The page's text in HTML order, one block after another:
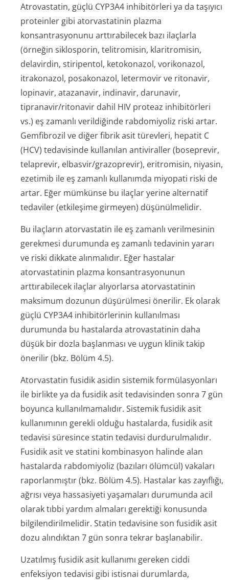
Atrovastatin, güçlü CYP3A4 inhibitörleri ya da taşıyıcı
proteinler gibi atorvastatinin plazma
konsantrasyonunu arttırabilecek bazı ilaçlarla
(örneğin siklosporin, telitromisin, klaritromisin,
delavirdin, stiripentol, ketokonazol, vorikonazol,
itrakonazol, posakonazol, letermovir ve ritonavir,
lopinavir, atazanavir, indinavir, darunavir,
tipranavir/ri­tonavir dahil HIV proteaz inhibitörleri
vs.) eş zamanlı verildiğinde rabdomiyoliz riski artar.
Gemfibrozil ve diğer fibrik asit türevleri, hepatit C
(HCV) tedavisinde kullanılan antiviraller (boseprevir,
telaprevir, elbasvir/grazo­previr), eritromisin, niyasin,
ezetimib ile eş zamanlı kullanımda miyopati riski de
artar. Eğer mümkünse bu ilaçlar yerine alternatif
tedaviler (etkileşime girmeyen) düşünülmelidir.
Bu ilaçların atorvastatin ile eş zamanlı verilmesinin
gerekmesi durumunda eş zamanlı tedavinin yararı
ve riski dikkate alınmalıdır. Eğer hastalar
atorvastatinin plazma konsantrasyonunun
arttırabilecek ilaçlar alıyorlarsa atorvastatinin
maksimum dozunun düşürülmesi önerilir. Ek olarak
güçlü CYP3A4 inhibitörlerinin kullanılması
durumunda bu hastalarda atrovastatinin daha
düşük bir dozla başlanması ve uygun klinik takip
önerilir (bkz. Bölüm 4.5).
Atorvastatin fusidik asidin sistemik formülasyonları
ile birlikte ya da fusidik asit tedavisinden sonra 7 gün
boyunca kullanılmamalıdır. Sistemik fusidik asit
kullanımının gerekli olduğu hastalarda, fusidik asit
tedavisi süresince statin tedavisi durdurulmalıdır.
Fusidik asit ve statini kombinasyon halinde alan
hastalarda rabdomiyoliz (bazıları ölümcül) vakaları
raporlanmıştır (bkz. Bölüm 4.5). Hastalar kas zayıflığı,
ağrısı veya hassasiyeti yaşamaları durumunda acil
olarak tıbbi yardım almaları gerektiği konusunda
bilgilendiril­melidir. Statin tedavisine son fusidik asit
dozu alındıktan 7 gün sonra tekrar başlanabilir.
Uzatılmış fusidik asit kullanımı gereken ciddi
enfeksiyon tedavisi gibi istisnai durumlarda,